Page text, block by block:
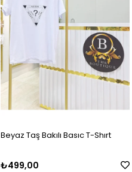
Beyaz Taş Bakılı Basıc T-Shırt
₺499,00